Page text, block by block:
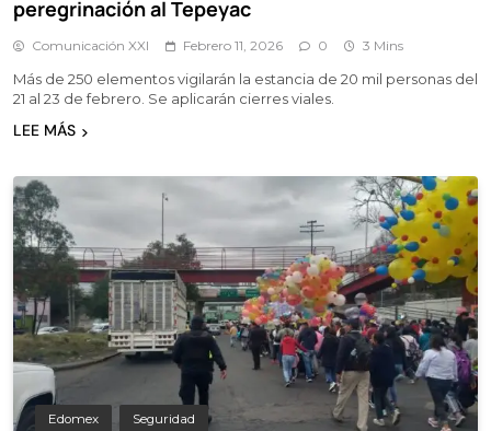
peregrinación al Tepeyac
Comunicación XXI Febrero 11, 2026 0 3 Mins
Más de 250 elementos vigilarán la estancia de 20 mil personas del
21 al 23 de febrero. Se aplicarán cierres viales.
LEE MÁS
Edomex Seguridad